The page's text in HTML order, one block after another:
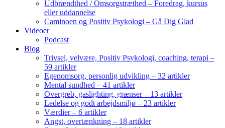
Udbrændthed / Omsorgstræthed – Foredrag, kursus
eller uddannelse
Caminoen og Positiv Psykologi – Gå Dig Glad
Videoer
Podcast
Blog
Trivsel, velvære, Positiv Psykologi, coaching, terapi –
59 artikler
Egenomsorg, personlig udvikling – 32 artikler
Mental sundhed – 41 artikler
Overgreb, gaslighting, grænser – 13 artikler
Ledelse og godt arbejdsmiljø – 23 artikler
Værdier – 6 artikler
Angst, overtænkning – 18 artikler